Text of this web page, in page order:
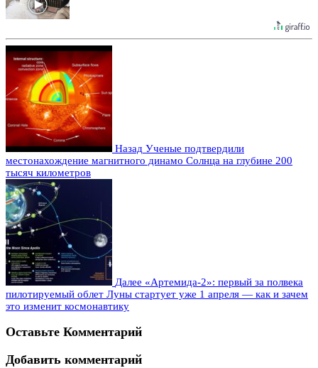
Назад Ученые подтвердили
местонахождение магнитного динамо Солнца на глубине 200
тысяч километров
Далее «Артемида-2»: первый за полвека
пилотируемый облет Луны стартует уже 1 апреля — как и зачем
это изменит космонавтику
Оставьте Комментарий
Добавить комментарий